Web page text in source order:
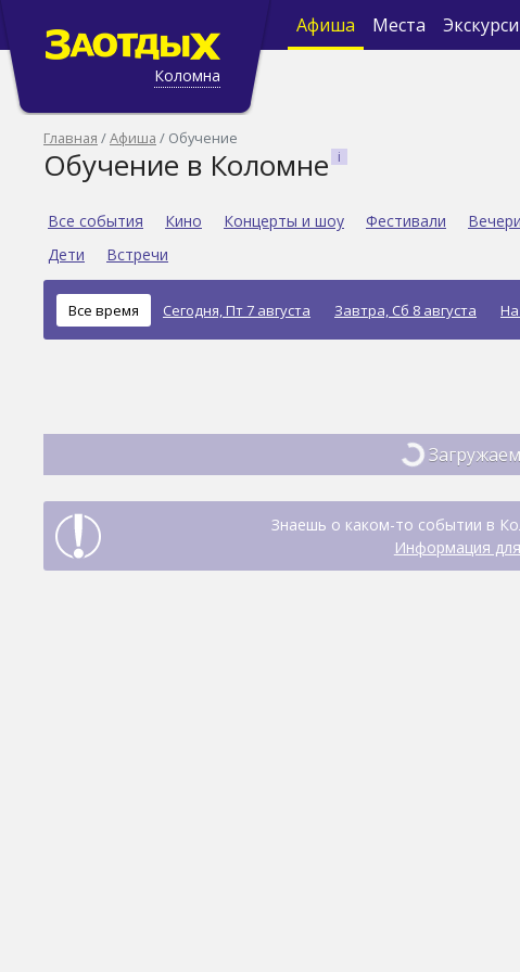
Коломна
Афиша Места
Главная Афиша Обучение
Обучение в Коломне
Все события Кино Концерты и шоу Фестивали
Дети
Встречи
Все время Сегодня, Пт 7 августа Завтра, Сб 8 августа
Знаешь о каком-то событии в
Информация